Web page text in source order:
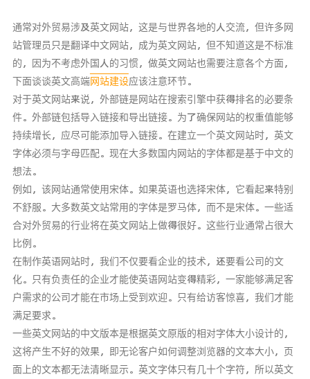
通常对外贸易涉及英文网站，这是与世界各地的人交流，但许多网
站管理员只是翻译中文网站，成为英文网站，但不知道这是不标准
的，因为不考虑外国人的习惯，做英文网站也需要注意各个方面，
下面谈谈英文高端网站建设应该注意环节。
对于英文网站来说，外部链是网站在搜索引擎中获得排名的必要条
件。外部链包括导入链接和导出链接。为了确保网站的权重值能够
持续增长，应尽可能添加导入链接。在建立一个英文网站时，英文
字体必须与字母匹配。现在大多数国内网站的字体都是基于中文的
想法。
例如，该网站通常使用宋体。如果英语也选择宋体，它看起来特别
不舒服。大多数英文站常用的字体是罗马体，而不是宋体。一些适
合对外贸易的行业将在英文网站上做得很好。这些行业通常占很大
比例。
在制作英语网站时，我们不仅要看企业的技术，还要看公司的文
化。只有负责任的企业才能使英语网站变得精彩，一家能够满足客
户需求的公司才能在市场上受到欢迎。只有给访客惊喜，我们才能
满足要求。
一些英文网站的中文版本是根据英文原版的相对字体大小设计的，
这将产生不好的效果，即无论客户如何调整浏览器的文本大小，页
面上的文本都无法清晰显示。英文字体只有几十个字符，所以英文